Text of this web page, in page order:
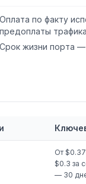
Оплата по факту
предоплаты трафика
Срок жизни порта
От
$0.3 за
— 30